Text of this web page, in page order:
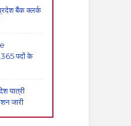
बैंक क्लर्क
पदों के
यात्री
जारी